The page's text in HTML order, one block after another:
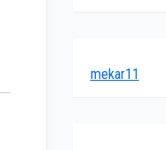
mekar11